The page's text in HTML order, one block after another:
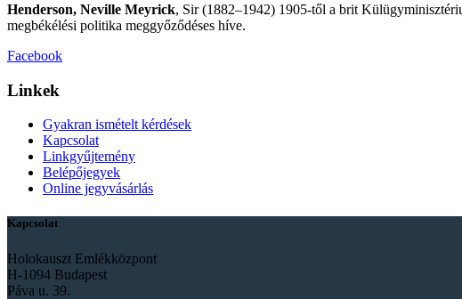
Henderson, Neville Meyrick, Sir (1882–1942) 1905-től a brit
megbékélési politika meggyőződéses híve.
Facebook
Linkek
Gyakran ismételt kérdések
Kapcsolat
Linkgyűjtemény
Belépőjegyek
Online jegyvásárlás
Kapcsolat
Holokauszt Emlékközpont
H-1094 Budapest
Páva u. 39.